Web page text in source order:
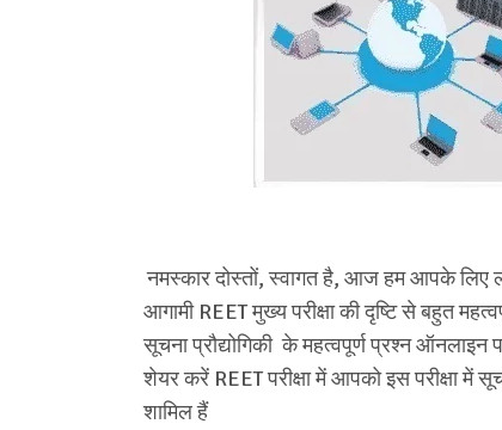
नमस्कार दोस्तों, स्वागत है, आज हम आपके लिए
आगामी REET मुख्य परीक्षा की दृष्टि से बहुत
सूचना प्रौद्योगिकी के महत्वपूर्ण प्रश्न ऑनलाइन
शेयर करें REET परीक्षा में आपको इस परीक्षा में
शामिल हैं